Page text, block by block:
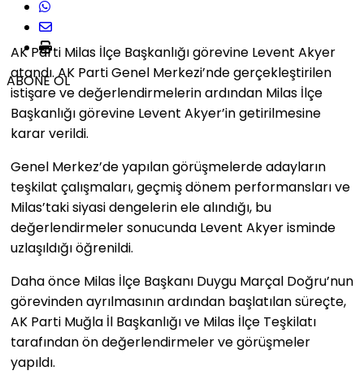
ABONE OL
AK Parti Milas İlçe Başkanlığı görevine Levent Akyer
atandı. AK Parti Genel Merkezi’nde gerçekleştirilen
istişare ve değerlendirmelerin ardından Milas İlçe
Başkanlığı görevine Levent Akyer’in getirilmesine
karar verildi.
Genel Merkez’de yapılan görüşmelerde adayların
teşkilat çalışmaları, geçmiş dönem performansları ve
Milas’taki siyasi dengelerin ele alındığı, bu
değerlendirmeler sonucunda Levent Akyer isminde
uzlaşıldığı öğrenildi.
Daha önce Milas İlçe Başkanı Duygu Marçal Doğru’nun
görevinden ayrılmasının ardından başlatılan süreçte,
AK Parti Muğla İl Başkanlığı ve Milas İlçe Teşkilatı
tarafından ön değerlendirmeler ve görüşmeler
yapıldı.